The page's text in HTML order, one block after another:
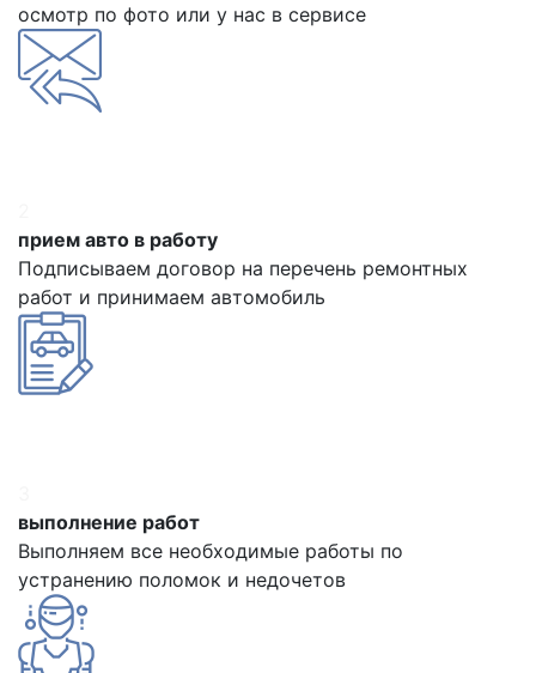
осмотр по фото или у нас в сервисе
прием авто в работу
Подписываем договор на перечень ремонтных
работ и принимаем автомобиль
выполнение работ
Выполняем все необходимые работы по
устранению поломок и недочетов